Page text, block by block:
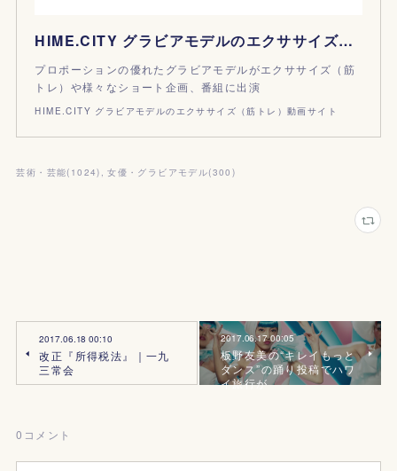
HIME.CITY グラビアモデルのエクササイズ（筋トレ）動画サイト
プロポーションの優れたグラビアモデルがエクササイズ（筋
トレ）や様々なショート企画、番組に出演
HIME.CITY グラビアモデルのエクササイズ（筋トレ）動画サイト
芸術・芸能( 1024) 女優・グラビアモデル(300 )
2017.06.18 00:10
改正『所得税法』｜一九
三常会
2017.06.17 00:05
板野友美の“キレイもっと
ダンス”の踊り投稿でハワ
イ旅行が
0 コメント